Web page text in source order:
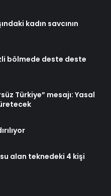
kadın savcının
bölmede deste deste
Türkiye” mesajı: Yasal
alan teknedeki 4 kişi